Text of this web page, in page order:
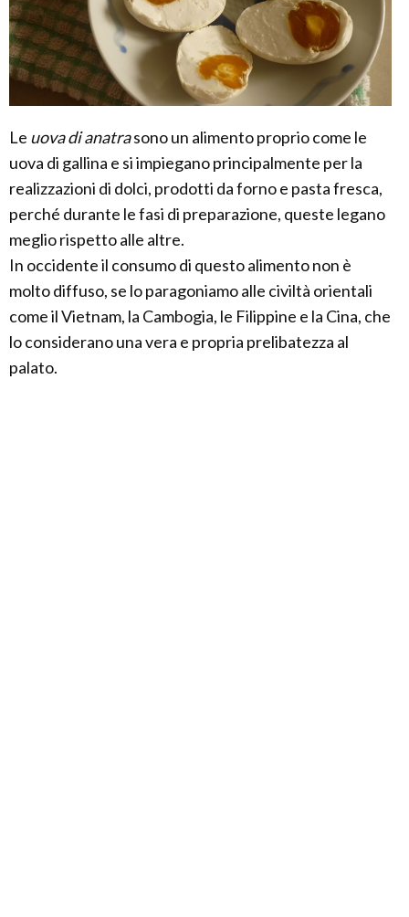
Le uova di anatrasono un alimento proprio come le
uova di gallina e si impiegano principalmente per la
realizzazioni di dolci, prodotti da forno e pasta fresca,
perché durante le fasi di preparazione, queste legano
meglio rispetto alle altre.
In occidente il consumo di questo alimento non è
molto diffuso, se lo paragoniamo alle civiltà orientali
come il Vietnam, la Cambogia, le Filippine e la Cina, che
lo considerano una vera e propria prelibatezza al
palato.